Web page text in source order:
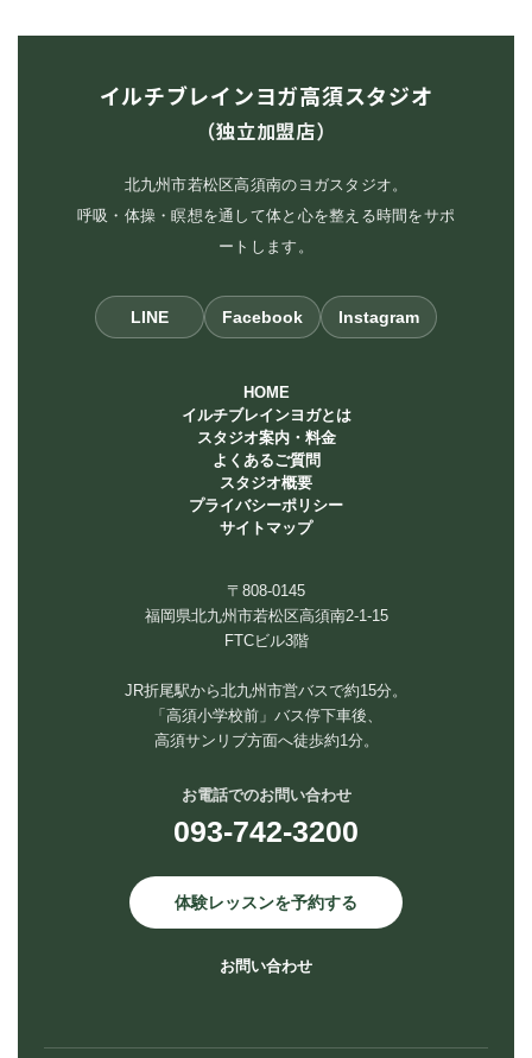
イルチブレインヨガ高須スタジオ
（独立加盟店）
北九州市若松区高須南のヨガスタジオ。
呼吸・体操・瞑想を通して体と心を整える時間をサポ
ートします。
LINE Facebook Instagram
HOME
イルチブレインヨガとは
スタジオ案内・料金
よくあるご質問
スタジオ概要
プライバシーポリシー
サイトマップ
〒808-0145
福岡県北九州市若松区高須南2-1-15
FTCビル3階
JR折尾駅から北九州市営バスで約15分。
「高須小学校前」バス停下車後、
高須サンリブ方面へ徒歩約1分。
お電話でのお問い合わせ
093-742-3200
体験レッスンを予約する
お問い合わせ